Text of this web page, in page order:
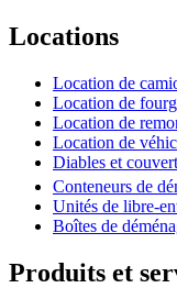
Locations
Location de
Location de
Location de
Location de
Diables et
Conteneurs de
Unités de libre-
Boîtes de
Produits et